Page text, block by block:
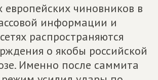
европейских чиновников в
информации и
распространяются
о якобы российской
Именно после саммита